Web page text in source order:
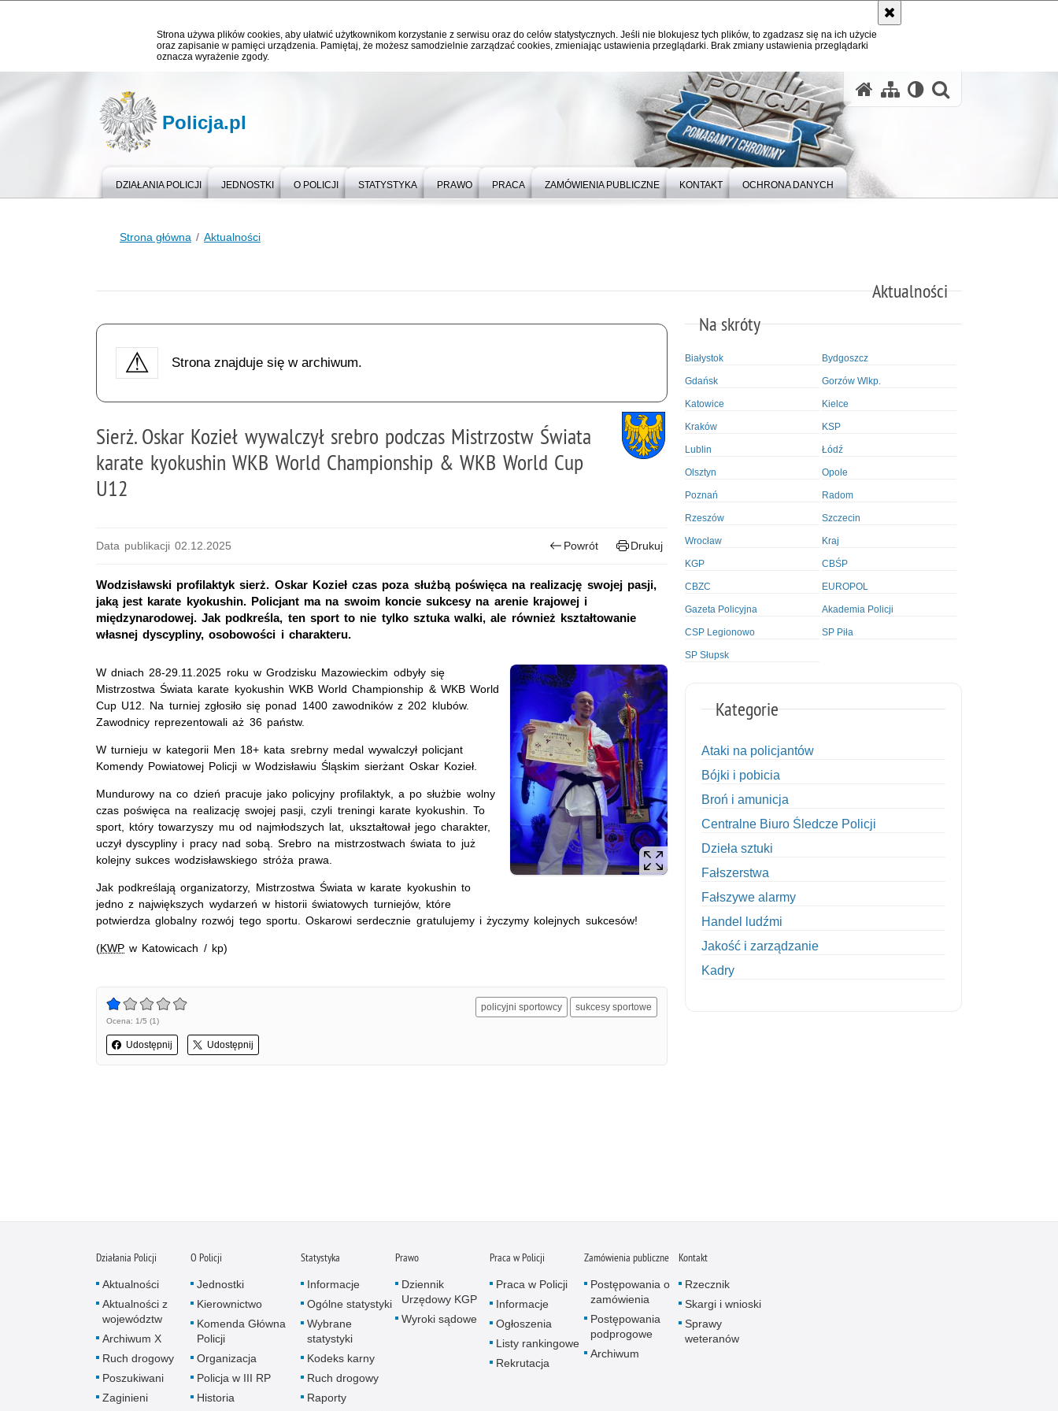
Strona używa plików cookies, aby ułatwić użytkownikom korzystanie z serwisu oraz do celów statystycznych. Jeśli nie blokujesz tych plików, to zgadzasz się na ich użycie
oraz zapisanie w pamięci urządzenia. Pamiętaj, że możesz samodzielnie zarządzać cookies, zmieniając ustawienia przeglądarki. Brak zmiany ustawienia przeglądarki
oznacza wyrażenie zgody.
Policja.pl
DZIAŁANIA POLICJI JEDNOSTKI O POLICJI STATYSTYKA PRAWO PRACA ZAMÓWIENIA PUBLICZNE KONTAKT OCHRONA DANYCH
Strona główna Aktualności
Aktualności
Strona znajduje się w archiwum.
Sierż. Oskar Kozieł wywalczył srebro podczas Mistrzostw Świata
karate kyokushin WKB World Championship & WKB World Cup
U12
Data publikacji 02.12.2025 Powrót Drukuj
Wodzisławski profilaktyk sierż. Oskar Kozieł czas poza służbą poświęca na realizację swojej pasji,
jaką jest karate kyokushin. Policjant ma na swoim koncie sukcesy na arenie krajowej i
międzynarodowej. Jak podkreśla, ten sport to nie tylko sztuka walki, ale również kształtowanie
własnej dyscypliny, osobowości i charakteru.
W dniach 28-29.11.2025 roku w Grodzisku Mazowieckim odbyły się
Mistrzostwa Świata karate kyokushin WKB World Championship & WKB World
Cup U12. Na turniej zgłosiło się ponad 1400 zawodników z 202 klubów.
Zawodnicy reprezentowali aż 36 państw.
W turnieju w kategorii Men 18+ kata srebrny medal wywalczył policjant
Komendy Powiatowej Policji w Wodzisławiu Śląskim sierżant Oskar Kozieł.
Mundurowy na co dzień pracuje jako policyjny profilaktyk, a po służbie wolny
czas poświęca na realizację swojej pasji, czyli treningi karate kyokushin. To
sport, który towarzyszy mu od najmłodszych lat, ukształtował jego charakter,
uczył dyscypliny i pracy nad sobą. Srebro na mistrzostwach świata to już
kolejny sukces wodzisławskiego stróża prawa.
Jak podkreślają organizatorzy, Mistrzostwa Świata w karate kyokushin to
jedno z największych wydarzeń w historii światowych turniejów, które
potwierdza globalny rozwój tego sportu. Oskarowi serdecznie gratulujemy i życzymy kolejnych sukcesów!
(KWP w Katowicach / kp)
Ocena: 1/5 (1)
Udostępnij Udostępnij
policyjni sportowcy sukcesy sportowe
Na skróty
Białystok Bydgoszcz
Gdańsk Gorzów Wlkp.
Katowice Kielce
Kraków KSP
Lublin Łódź
Olsztyn Opole
Poznań Radom
Rzeszów Szczecin
Wrocław Kraj
KGP CBŚP
CBZC EUROPOL
Gazeta Policyjna Akademia Policji
CSP Legionowo SP Piła
SP Słupsk
Kategorie
Ataki na policjantów
Bójki i pobicia
Broń i amunicja
Centralne Biuro Śledcze Policji
Dzieła sztuki
Fałszerstwa
Fałszywe alarmy
Handel ludźmi
Jakość i zarządzanie
Kadry
Nielegalny handel farmaceutykami
Nietrzeźwi kierujący
Nietrzeźwi opiekunowie
Nietrzeźwi pracownicy
Działania Policji
Aktualności
Aktualności z
województw
Archiwum X
Ruch drogowy
Poszukiwani
Zaginieni
O Policji
Jednostki
Kierownictwo
Komenda Główna
Policji
Organizacja
Policja w III RP
Historia
Statystyka
Informacje
Ogólne statystyki
Wybrane
statystyki
Kodeks karny
Ruch drogowy
Raporty
Prawo
Dziennik
Urzędowy KGP
Wyroki sądowe
Praca w Policji
Praca w Policji
Informacje
Ogłoszenia
Listy rankingowe
Rekrutacja
Zamówienia publiczne
Postępowania o
zamówienia
Postępowania
podprogowe
Archiwum
Kontakt
Rzecznik
Skargi i wnioski
Sprawy
weteranów